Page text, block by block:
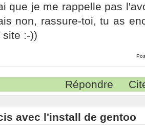
que je me rappelle pas
non, rassure-toi, tu as
site :-))
Répondre
avec l'install de gentoo